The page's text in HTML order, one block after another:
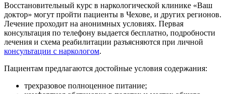
Восстановительный курс в наркологической клинике «Ваш
доктор» могут пройти пациенты в Чехове, и других регионов.
Лечение проходит на анонимных условиях. Первая
консультация по телефону выдается бесплатно, подробности
лечения и схема реабилитации разъясняются при личной
консультации с наркологом.
Пациентам предлагаются достойные условия содержания:
трехразовое полноценное питание;